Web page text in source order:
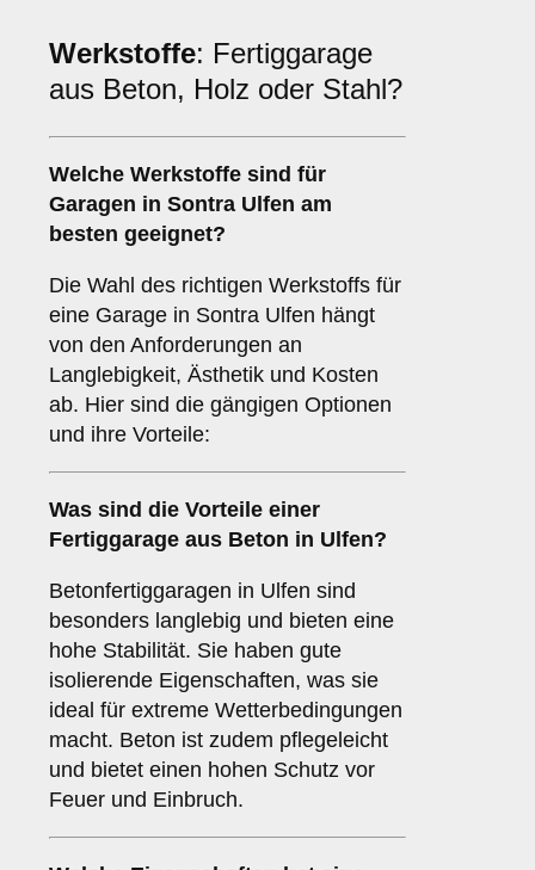
Werkstoffe: Fertiggarage
aus Beton, Holz oder Stahl?
Welche Werkstoffe sind für
Garagen in Sontra Ulfen am
besten geeignet?
Die Wahl des richtigen Werkstoffs für
eine Garage in Sontra Ulfen hängt
von den Anforderungen an
Langlebigkeit, Ästhetik und Kosten
ab. Hier sind die gängigen Optionen
und ihre Vorteile:
Was sind die Vorteile einer
Fertiggarage aus Beton in Ulfen?
Betonfertiggaragen in Ulfen sind
besonders langlebig und bieten eine
hohe Stabilität. Sie haben gute
isolierende Eigenschaften, was sie
ideal für extreme Wetterbedingungen
macht. Beton ist zudem pflegeleicht
und bietet einen hohen Schutz vor
Feuer und Einbruch.